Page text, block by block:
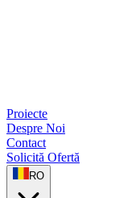
Proiecte
Despre Noi
Contact
Solicită Ofertă
RO